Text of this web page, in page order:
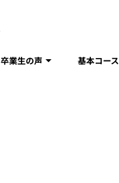
卒業生の声 基本コース